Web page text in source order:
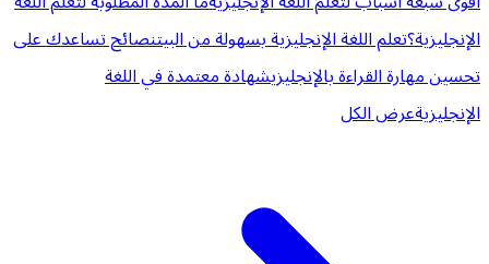
الإنجليزية؟تعلم اللغة الإنجليزية بسهولة من البيتنصائح تساعدك على
تحسين مهارة القراءة بالإنجليزيشهادة معتمدة في اللغة
الإنجليزيةعرض الكل